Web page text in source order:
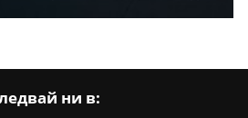
ни в: